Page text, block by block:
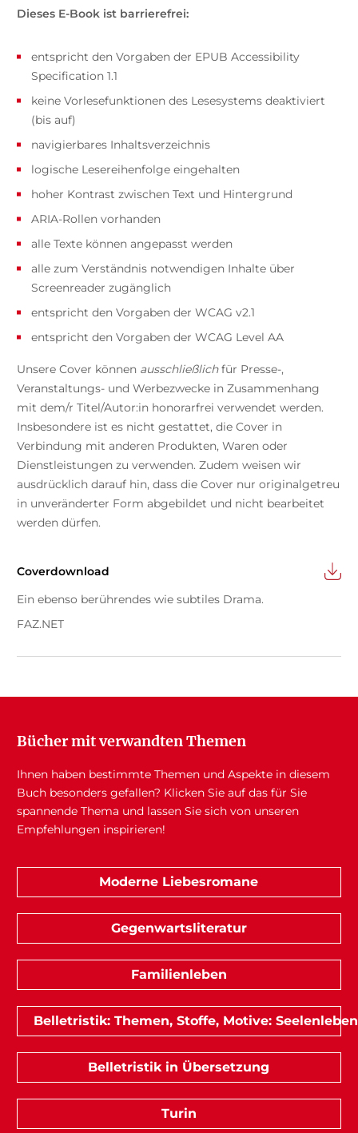
Dieses E-Book ist barrierefrei:
entspricht den Vorgaben der EPUB Accessibility
Specification 1.1
keine Vorlesefunktionen des Lesesystems deaktiviert
(bis auf)
navigierbares Inhaltsverzeichnis
logische Lesereihenfolge eingehalten
hoher Kontrast zwischen Text und Hintergrund
ARIA-Rollen vorhanden
alle Texte können angepasst werden
alle zum Verständnis notwendigen Inhalte über
Screenreader zugänglich
entspricht den Vorgaben der WCAG v2.1
entspricht den Vorgaben der WCAG Level AA
Unsere Cover können ausschließlichfür Presse-,
Veranstaltungs- und Werbezwecke in Zusammenhang
mit dem/r Titel/Autor:in honorarfrei verwendet werden.
Insbesondere ist es nicht gestattet, die Cover in
Verbindung mit anderen Produkten, Waren oder
Dienstleistungen zu verwenden. Zudem weisen wir
ausdrücklich darauf hin, dass die Cover nur originalgetreu
in unveränderter Form abgebildet und nicht bearbeitet
werden dürfen.
Coverdownload
Ein ebenso berührendes wie subtiles Drama.
FAZ.NET
Bücher mit verwandten Themen
Ihnen haben bestimmte Themen und Aspekte in diesem
Buch besonders gefallen? Klicken Sie auf das für Sie
spannende Thema und lassen Sie sich von unseren
Empfehlungen inspirieren!
Moderne Liebesromane
Gegenwartsliteratur
Familienleben
Belletristik: Themen, Stoffe, Motive: Seelenleben
Belletristik in Übersetzung
Turin